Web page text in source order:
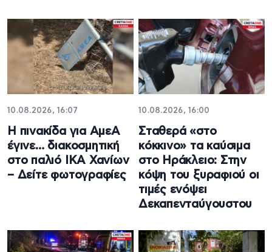
10.08.2026, 16:07
Η πινακίδα για ΑμεΑ
έγινε… διακοσμητική
στο παλιό ΙΚΑ Χανίων
– Δείτε φωτογραφίες
10.08.2026, 16:00
Σταθερά «στο
κόκκινο» τα καύσιμα
στο Ηράκλειο: Στην
κόψη του ξυραφιού οι
τιμές ενόψει
Δεκαπενταύγουστου